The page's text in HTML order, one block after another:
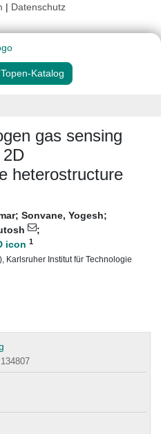
| Datenschutz
Katalog
gas sensing
heterostructure
; Sonvane, Yogesh;
;
1
Karlsruher Institut für Technologie